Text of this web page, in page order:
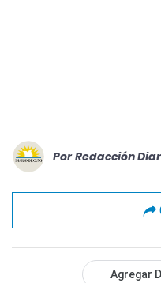
Por Redacción
Agregar